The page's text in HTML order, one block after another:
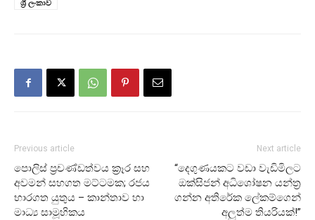
ශ්‍රී ලංකාව
Previous article
පොලිස් ප්‍රචණ්ඩත්වය ක්‍රෑර සහ
අවමන් සහගත මට්ටමක; රජය
භාරගත යුතුය – කාන්තාව හා
මාධ්‍ය සාමූහිකය
Next article
“දෙගුණයකට වඩා වැඩිමිලට
ඔක්සිජන් අධිශෝෂන යන්ත්‍ර
ගන්න අතිරේක ලේකම්ගෙන්
අලුත්ම තියරියක්!”